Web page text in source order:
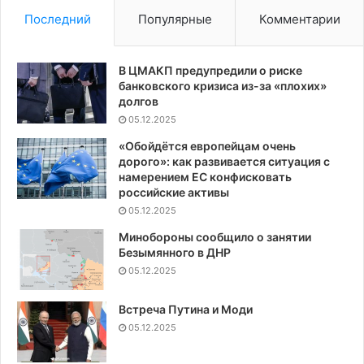
Последний Популярные Комментарии
В ЦМАКП предупредили о риске
банковского кризиса из-за «плохих»
долгов
05.12.2025
«Обойдётся европейцам очень
дорого»: как развивается ситуация с
намерением ЕС конфисковать
российские активы
05.12.2025
Минобороны сообщило о занятии
Безымянного в ДНР
05.12.2025
Встреча Путина и Моди
05.12.2025